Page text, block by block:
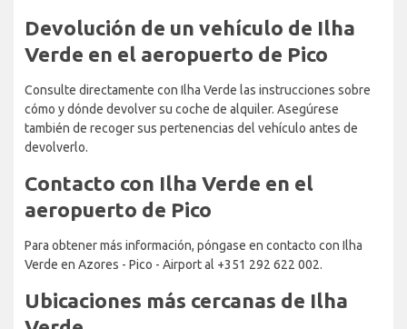
Devolución de un vehículo de Ilha
Verde en el aeropuerto de Pico
Consulte directamente con Ilha Verde las instrucciones sobre
cómo y dónde devolver su coche de alquiler. Asegúrese
también de recoger sus pertenencias del vehículo antes de
devolverlo.
Contacto con Ilha Verde en el
aeropuerto de Pico
Para obtener más información, póngase en contacto con Ilha
Verde en Azores - Pico - Airport al +351 292 622 002.
Ubicaciones más cercanas de Ilha